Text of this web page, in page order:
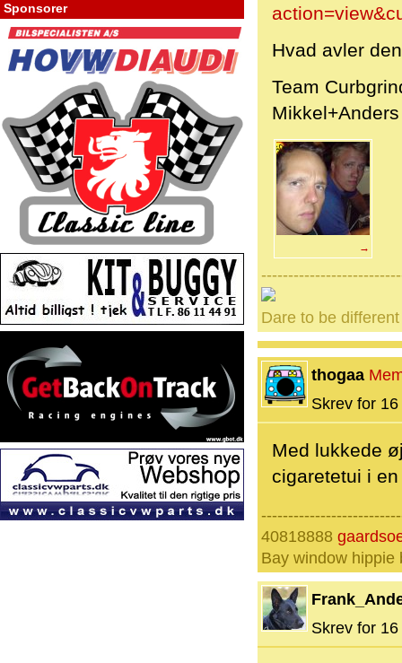
Sponsorer
Hvad avler
Team
Mikkel+Anders
→
Dare to be different
thogaa
Skrev for
Med lukkede
cigaretetui i
40818888
Bay window hippie
Skrev for